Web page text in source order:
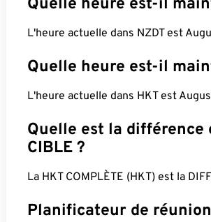
Quelle heure est-il
L'heure actuelle dans NZDT est
Quelle heure est-il
L'heure actuelle dans HKT est
Quelle est la différence
CIBLE ?
La HKT COMPLÈTE (HKT) est la
Planificateur de